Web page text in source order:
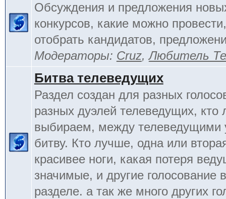
Обсуждения и предложения
конкурсов, какие можно
отобрать кандидатов,
Модераторы: Cruz,Любитель
Битва телеведущих
Раздел создан для разных
разных дуэлей телеведущих, кто
выбираем, между телеведущими
битву. Кто лучше, одна или
красивее ноги, какая потеря
значимые, и другие голосование
разделе. а так же много других